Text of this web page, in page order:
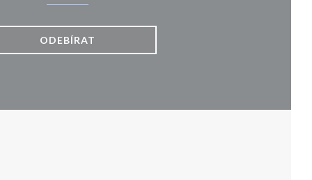
ODEBÍRAT
OKNĚ))